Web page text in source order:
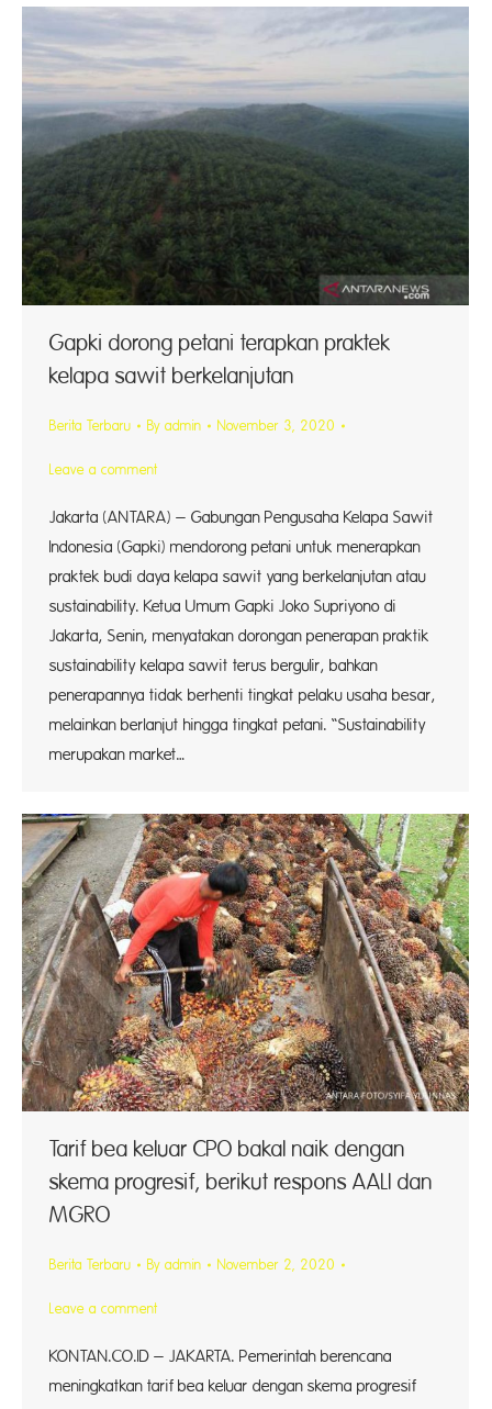
Gapki dorong petani terapkan praktek
kelapa sawit berkelanjutan
Berita Terbaru By admin November 3, 2020
Leave a comment
Jakarta (ANTARA) – Gabungan Pengusaha Kelapa Sawit
Indonesia (Gapki) mendorong petani untuk menerapkan
praktek budi daya kelapa sawit yang berkelanjutan atau
sustainability. Ketua Umum Gapki Joko Supriyono di
Jakarta, Senin, menyatakan dorongan penerapan praktik
sustainability kelapa sawit terus bergulir, bahkan
penerapannya tidak berhenti tingkat pelaku usaha besar,
melainkan berlanjut hingga tingkat petani. “Sustainability
merupakan market…
Tarif bea keluar CPO bakal naik dengan
skema progresif, berikut respons AALI dan
MGRO
Berita Terbaru By admin November 2, 2020
Leave a comment
KONTAN.CO.ID – JAKARTA. Pemerintah berencana
meningkatkan tarif bea keluar dengan skema progresif